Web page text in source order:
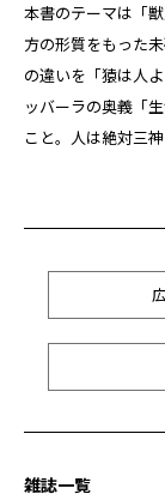
本書のテーマは「
方の形質をもった
の違いを「猿は人
ッバーラの奥義「
こと。人は絶対三
雑誌一覧